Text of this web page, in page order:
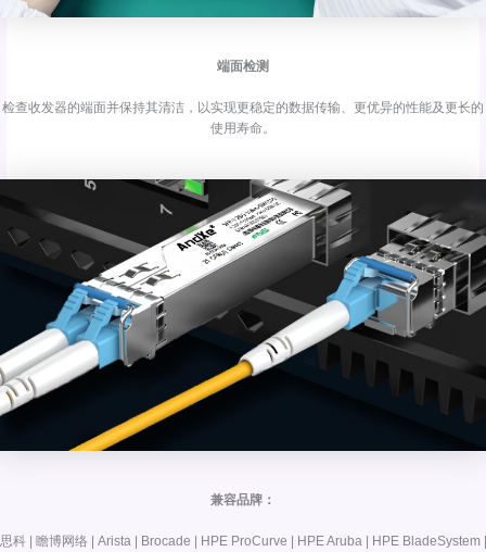
端面检测
检查收发器的端面并保持其清洁，以实现更稳定的数据传输、更优异的性能及更长的
使用寿命。
兼容品牌：
思科 | 瞻博网络 | Arista | Brocade | HPE ProCurve | HPE Aruba | HPE BladeSystem |